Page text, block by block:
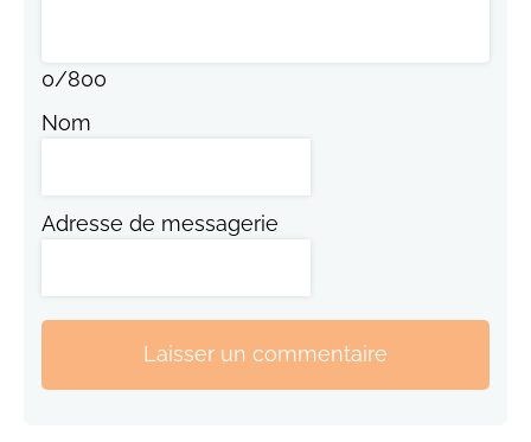
0/800
Nom
Adresse de messagerie
Laisser un commentaire